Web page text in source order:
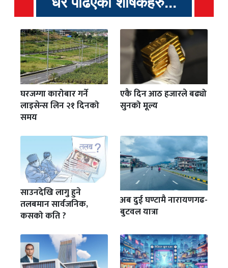
घरजग्गा कारोबार गर्ने
लाइसेन्स लिन २१ दिनको
समय
एकै दिन आठ हजारले बढ्यो
सुनको मूल्य
साउनदेखि लागु हुने
तलबमान सार्वजनिक,
कसको कति ?
अब दुई घण्टामै नारायणगढ-
बुटवल यात्रा